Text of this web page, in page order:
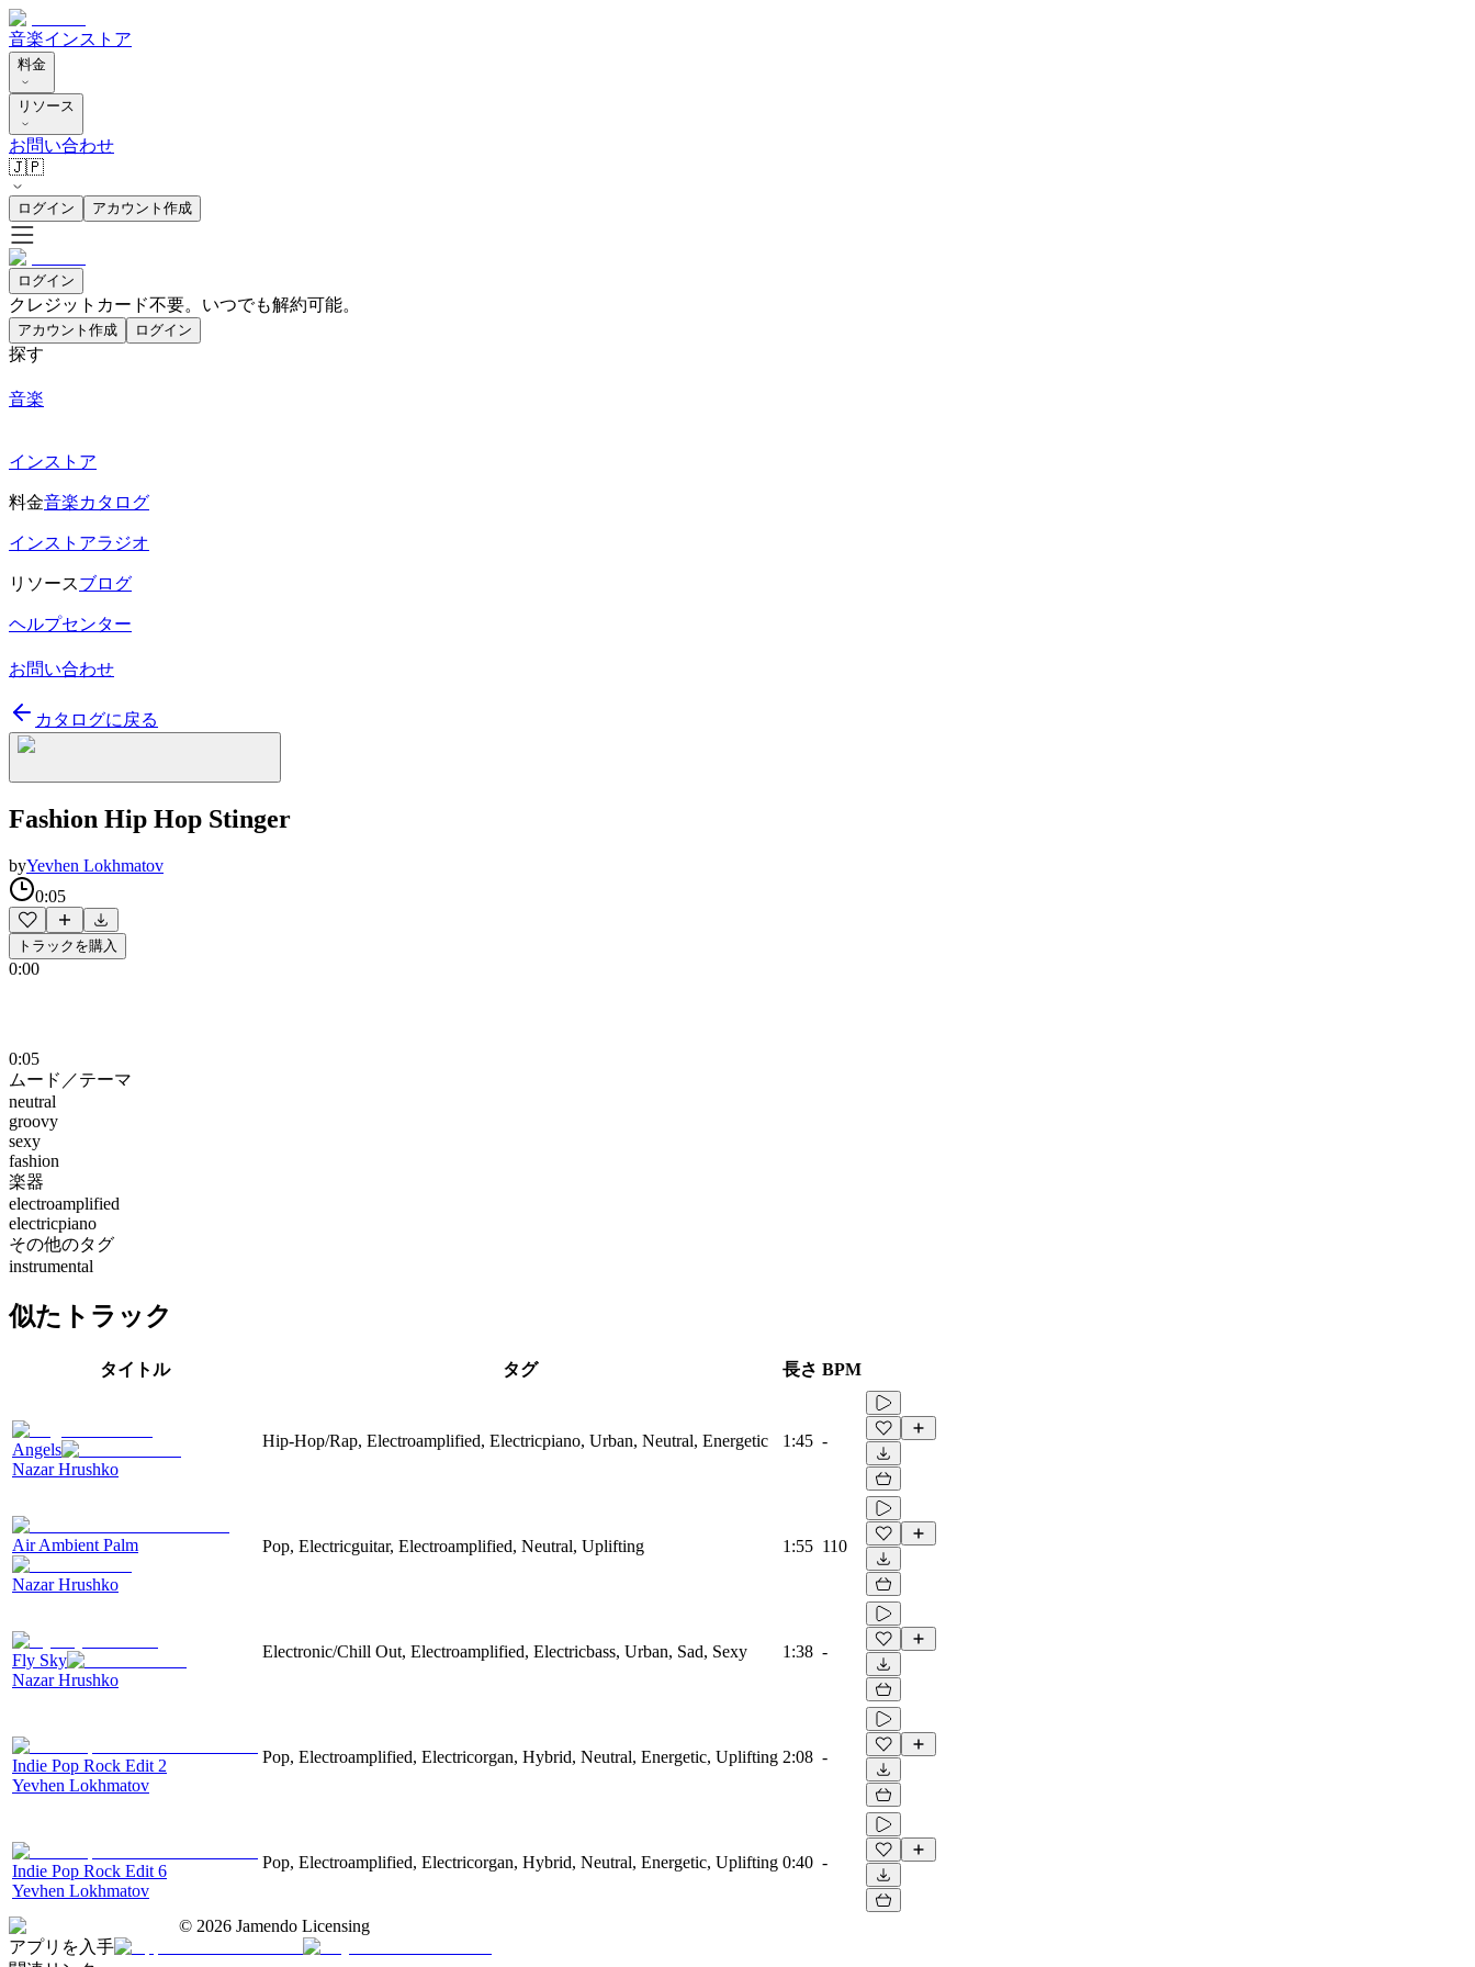
音楽インストア
料金
リソース
お問い合わせ
🇯🇵
ログイン アカウント作成
ログイン
クレジットカード不要。いつでも解約可能。
アカウント作成 ログイン
探す
音楽
インストア
料金音楽カタログ
インストアラジオ
リソースブログ
ヘルプセンター
お問い合わせ
カタログに戻る
Fashion Hip Hop Stinger
byYevhen Lokhmatov
0:05
トラックを購入
0:00
0:05
ムード／テーマ
neutral
groovy
sexy
fashion
楽器
electroamplified
electricpiano
その他のタグ
instrumental
似たトラック
タイトル タグ 長さ BPM
Angels
Nazar Hrushko
Hip-Hop/Rap, Electroamplified, Electricpiano, Urban, Neutral, Energetic 1:45 -
Air Ambient Palm
Nazar Hrushko
Pop, Electricguitar, Electroamplified, Neutral, Uplifting 1:55 110
Fly Sky
Nazar Hrushko
Electronic/Chill Out, Electroamplified, Electricbass, Urban, Sad, Sexy 1:38 -
Indie Pop Rock Edit 2
Yevhen Lokhmatov
Pop, Electroamplified, Electricorgan, Hybrid, Neutral, Energetic, Uplifting 2:08 -
Indie Pop Rock Edit 6
Yevhen Lokhmatov
Pop, Electroamplified, Electricorgan, Hybrid, Neutral, Energetic, Uplifting 0:40 -
© 2026 Jamendo Licensing
アプリを入手